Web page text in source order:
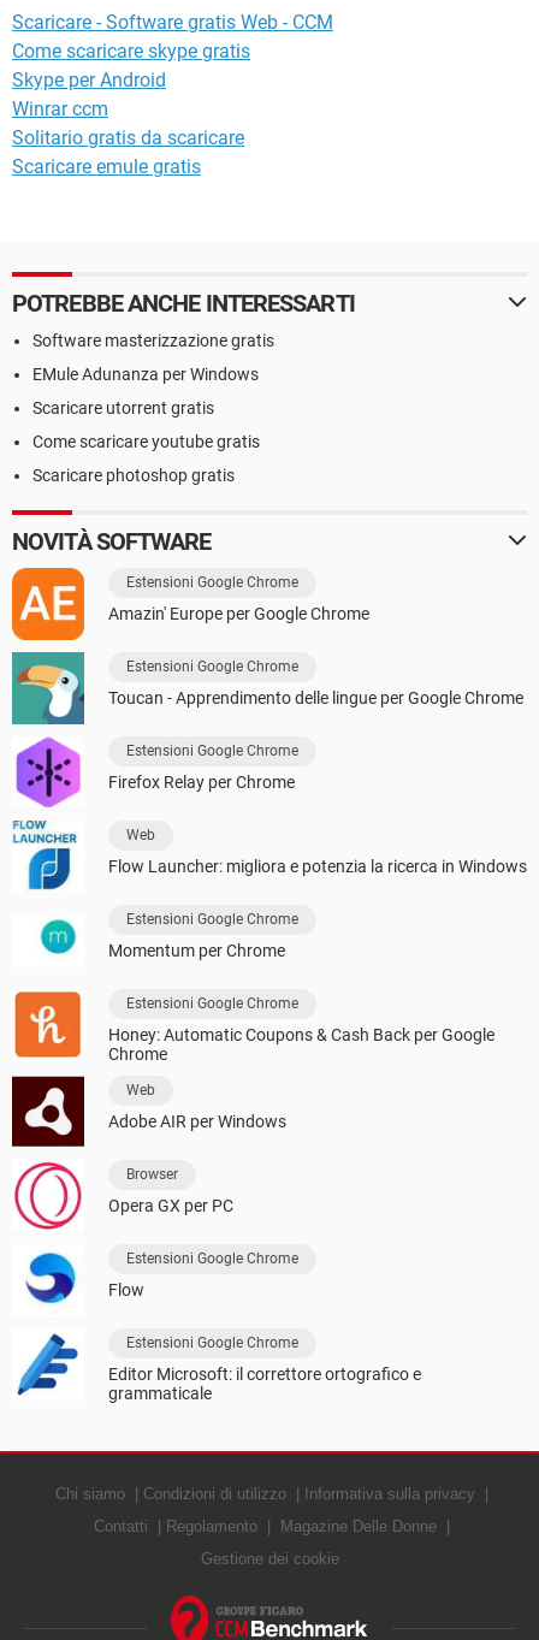
Scaricare - Software gratis Web - CCM
Come scaricare skype gratis
Skype per Android
Winrar ccm
Solitario gratis da scaricare
Scaricare emule gratis
POTREBBE ANCHE INTERESSARTI
Software masterizzazione gratis
EMule Adunanza per Windows
Scaricare utorrent gratis
Come scaricare youtube gratis
Scaricare photoshop gratis
NOVITÀ SOFTWARE
Estensioni Google Chrome
Amazin' Europe per Google Chrome
Estensioni Google Chrome
Toucan - Apprendimento delle lingue per Google Chrome
Estensioni Google Chrome
Firefox Relay per Chrome
Web
Flow Launcher: migliora e potenzia la ricerca in Windows
Estensioni Google Chrome
Momentum per Chrome
Estensioni Google Chrome
Honey: Automatic Coupons & Cash Back per Google
Chrome
Web
Adobe AIR per Windows
Browser
Opera GX per PC
Estensioni Google Chrome
Flow
Estensioni Google Chrome
Editor Microsoft: il correttore ortografico e
grammaticale
Chi siamo Condizioni di utilizzo
Informativa sulla privacy
Contatti
Regolamento
Magazine Delle Donne
Gestione dei cookie